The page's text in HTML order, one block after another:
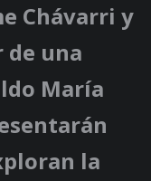
Chávarri y
de una
María
la